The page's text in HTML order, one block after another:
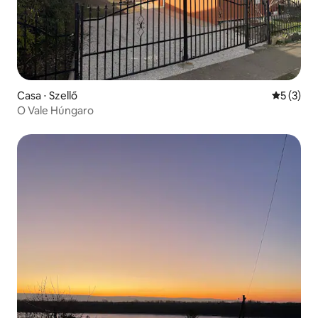
Casa ⋅ Szellő 5 de
5 (3)
O Vale Húngaro